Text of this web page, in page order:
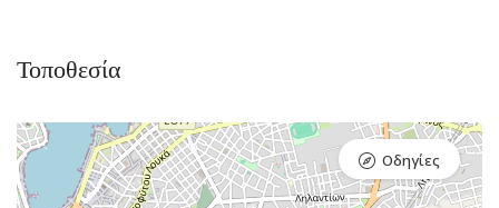
Τοποθεσία
Οδηγίες